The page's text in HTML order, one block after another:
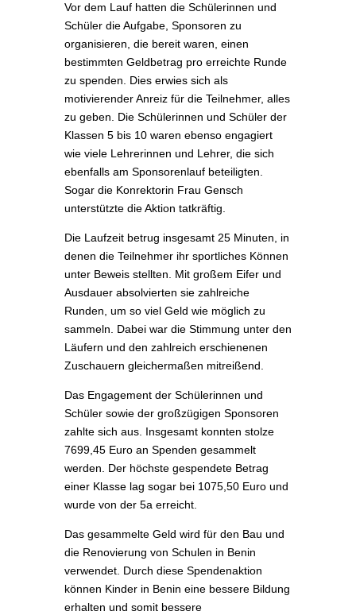
Vor dem Lauf hatten die Schülerinnen und
Schüler die Aufgabe, Sponsoren zu
organisieren, die bereit waren, einen
bestimmten Geldbetrag pro erreichte Runde
zu spenden. Dies erwies sich als
motivierender Anreiz für die Teilnehmer, alles
zu geben. Die Schülerinnen und Schüler der
Klassen 5 bis 10 waren ebenso engagiert
wie viele Lehrerinnen und Lehrer, die sich
ebenfalls am Sponsorenlauf beteiligten.
Sogar die Konrektorin Frau Gensch
unterstützte die Aktion tatkräftig.
Die Laufzeit betrug insgesamt 25 Minuten, in
denen die Teilnehmer ihr sportliches Können
unter Beweis stellten. Mit großem Eifer und
Ausdauer absolvierten sie zahlreiche
Runden, um so viel Geld wie möglich zu
sammeln. Dabei war die Stimmung unter den
Läufern und den zahlreich erschienenen
Zuschauern gleichermaßen mitreißend.
Das Engagement der Schülerinnen und
Schüler sowie der großzügigen Sponsoren
zahlte sich aus. Insgesamt konnten stolze
7699,45 Euro an Spenden gesammelt
werden. Der höchste gespendete Betrag
einer Klasse lag sogar bei 1075,50 Euro und
wurde von der 5a erreicht.
Das gesammelte Geld wird für den Bau und
die Renovierung von Schulen in Benin
verwendet. Durch diese Spendenaktion
können Kinder in Benin eine bessere Bildung
erhalten und somit bessere